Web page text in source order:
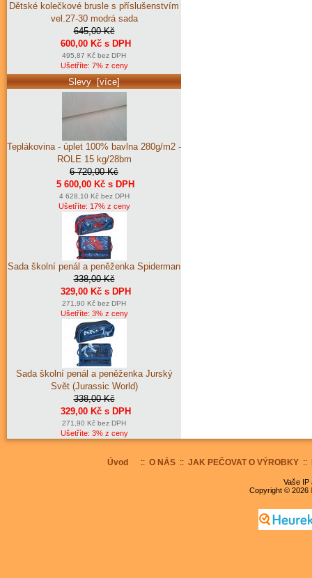
Dětské kolečkové brusle s příslušenstvím
vel.27-30 modrá sada
645,00 Kč
600,00 Kč s DPH
495,87 Kč bez DPH
Ušetříte: 7% z ceny
Slevy [více]
Teplákovina - úplet 100% bavlna 280g/m2 -
ROLE 15 kg/28bm
6 720,00 Kč
5 600,00 Kč s DPH
4 628,10 Kč bez DPH
Ušetříte: 17% z ceny
Sada školní penál a peněženka Spiderman
338,00 Kč
329,00 Kč s DPH
271,90 Kč bez DPH
Ušetříte: 3% z ceny
Sada školní penál a peněženka Jurský
Svět (Jurassic World)
338,00 Kč
329,00 Kč s DPH
271,90 Kč bez DPH
Ušetříte: 3% z ceny
Úvod :: O NÁS:: JAK PEČOVAT O VÝROBKY::
Vaše IP
Copyright © 2026